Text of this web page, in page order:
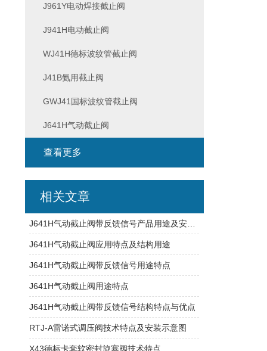
J961Y电动焊接截止阀
J941H电动截止阀
WJ41H德标波纹管截止阀
J41B氨用截止阀
GWJ41国标波纹管截止阀
J641H气动截止阀
查看更多
相关文章
J641H气动截止阀应用特点及结构用途
J641H气动截止阀带反馈信号用途特点
J641H气动截止阀用途特点
J641H气动截止阀带反馈信号结构特点与优点
RTJ-A雷诺式调压阀技术特点及安装示意图
X43德标卡套软密封旋塞阀技术特点